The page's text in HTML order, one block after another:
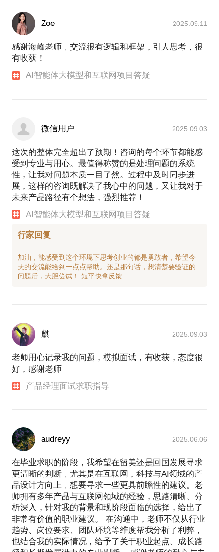
Zoe 2025.09.11
感谢海峰老师，交流很有逻辑和框架，引人思考，很
有收获！
AI智能体大模型和互联网项目答疑
微信用户 2025.09.03
这次的整体完全超出了预期！咨询的每个环节都能感
受到专业与用心。最值得称赞的是处理问题的系统
性，让我对问题本质一目了然。过程中及时同步进
展，这样的咨询既解决了我心中的问题，又让我对于
未来产品路径有个想法，强烈推荐！
AI智能体大模型和互联网项目答疑
行家回复
加油，能感受到这个环境下思考创业的都是勇敢者，希望今
天的交流能给到一点点帮助。还是那句话，想清楚要验证的
麒 2025.09.03
老师用心记录我的问题，模拟面试，有收获，态度很
好，感谢老师
产品经理面试求职指导
audreyy 2025.06.06
在毕业求职的阶段，我希望在留美还是回国发展寻求
更清晰的判断，尤其是在互联网，科技与AI领域的产
品设计方向上，想要寻求一些更具前瞻性的建议。老
师拥有多年产品与互联网领域的经验，思路清晰、分
析深入，针对我的背景和现阶段面临的选择，给出了
非常有价值的职业建议。 在沟通中，老师不仅从行业
趋势、岗位要求、团队环境等维度帮我分析了利弊，
也结合我的实际情况，给予了关于职业起点、成长路